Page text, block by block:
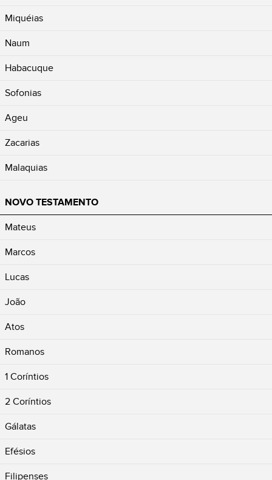
Miquéias
Naum
Habacuque
Sofonias
Ageu
Zacarias
Malaquias
NOVO TESTAMENTO
Mateus
Marcos
Lucas
João
Atos
Romanos
1 Coríntios
2 Coríntios
Gálatas
Efésios
Filipenses